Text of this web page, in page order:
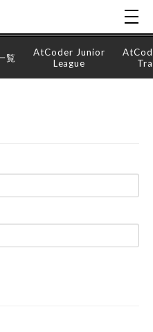
覧
AtCoder Junior
League